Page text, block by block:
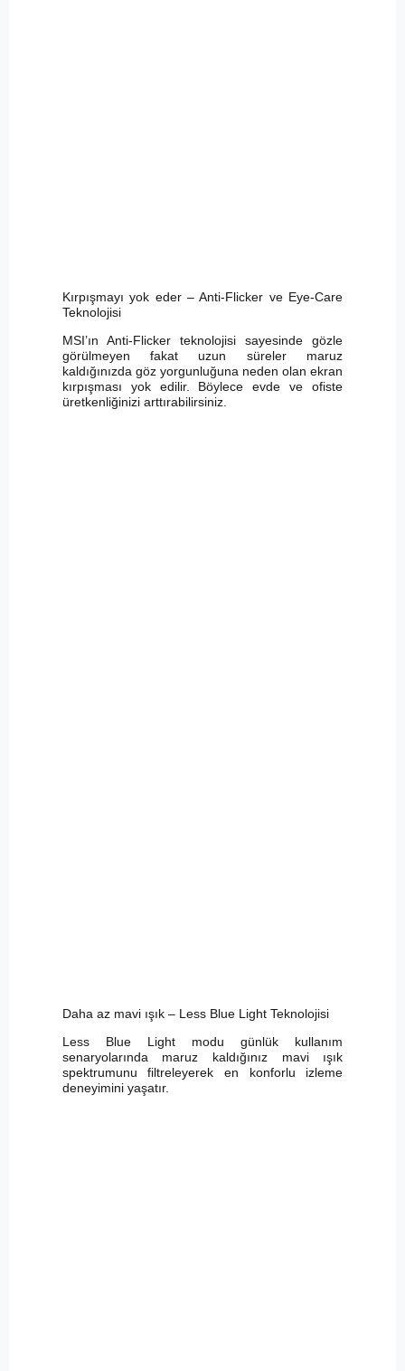
Kırpışmayı yok eder – Anti-Flicker ve Eye-Care
Teknolojisi
MSI’ın Anti-Flicker teknolojisi sayesinde gözle
görülmeyen fakat uzun süreler maruz
kaldığınızda göz yorgunluğuna neden olan ekran
kırpışması yok edilir. Böylece evde ve ofiste
üretkenliğinizi arttırabilirsiniz.
Daha az mavi ışık – Less Blue Light Teknolojisi
Less Blue Light modu günlük kullanım
senaryolarında maruz kaldığınız mavi ışık
spektrumunu filtreleyerek en konforlu izleme
deneyimini yaşatır.